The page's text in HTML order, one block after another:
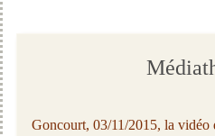
Goncourt, 03/11/2015, la vidéo